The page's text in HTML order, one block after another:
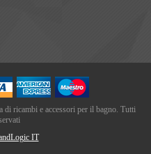
ricambi e accessori per il bagno. Tutti
IT